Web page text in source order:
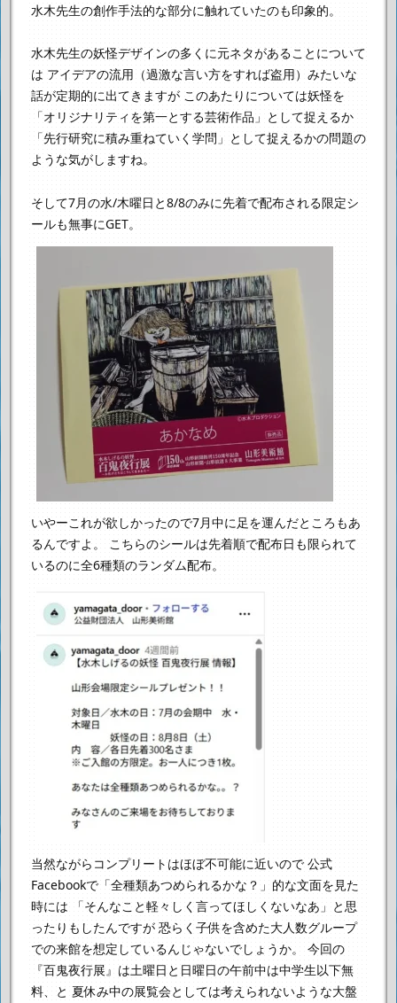
水木先生の創作手法的な部分に触れていたのも印象的。
水木先生の妖怪デザインの多くに元ネタがあることについて
は アイデアの流用（過激な言い方をすれば盗用）みたいな
話が定期的に出てきますがこのあたりについては妖怪を
「オリジナリティを第一とする芸術作品」として捉えるか
「先行研究に積み重ねていく学問」として捉えるかの問題の
ような気がしますね。
そして7月の水/木曜日と8/8のみに先着で配布される限定シ
ールも無事にGET。
いやーこれが欲しかったので7月中に足を運んだところもあ
るんですよ。
こちらのシールは先着順で配布日も限られて
いるのに全6種類のランダム配布。
当然ながらコンプリートはほぼ不可能に近いので 公式
Facebookで「全種類あつめられるかな？」的な文面を見た
時には 「そんなこと軽々しく言ってほしくないなあ」と思
ったりもしたんですが 恐らく子供を含めた大人数グループ
での来館を想定しているんじゃないでしょうか。
今回の
『百鬼夜行展』は土曜日と日曜日の午前中は中学生以下無
料、と 夏休み中の展覧会としては考えられないような大盤